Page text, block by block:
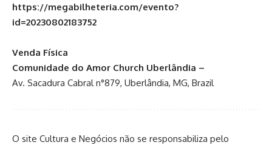
https://megabilheteria.com/evento?
id=20230802183752
Venda Física
Comunidade do Amor Church Uberlândia –
Av. Sacadura Cabral n°879, Uberlândia, MG, Brazil
O site Cultura e Negócios não se responsabiliza pelo